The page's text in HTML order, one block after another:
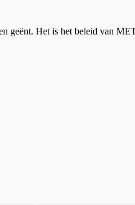
geënt. Het is het beleid